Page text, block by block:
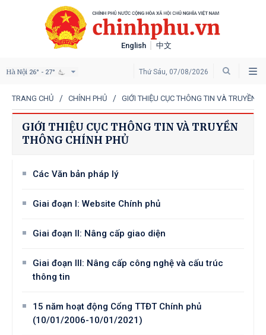
English 中文
Thứ Sáu, 07/08/2026
Hà Nội 26° - 27°
TRANG CHỦ CHÍNH PHỦ GIỚI THIỆU CỤC THÔNG TIN VÀ TRUYỀN
GIỚI THIỆU CỤC THÔNG TIN VÀ TRUYỀN
THÔNG CHÍNH PHỦ
Các Văn bản pháp lý
Giai đoạn I: Website Chính phủ
Giai đoạn II: Nâng cấp giao diện
Giai đoạn III: Nâng cấp công nghệ và cấu trúc
thông tin
15 năm hoạt động Cổng TTĐT Chính phủ
(10/01/2006-10/01/2021)